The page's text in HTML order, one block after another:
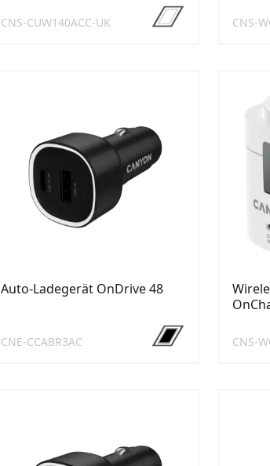
CNS-CUW140ACC-UK CNS-
Auto-Ladegerät OnDrive 48
CNE-CCABR3AC CNS-